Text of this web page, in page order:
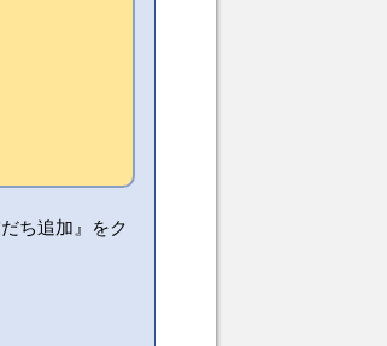
ち追加』をク